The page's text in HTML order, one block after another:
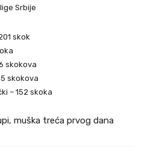
Srbije
skok
skokova
skokova
– 152 skoka
muška treća prvog dana